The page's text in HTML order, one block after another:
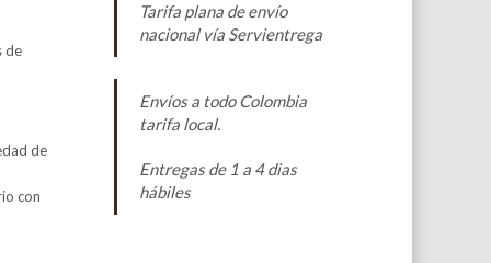
de
de
con
Tarifa plana de envío
nacional vía Servientrega
Envíos a todo Colombia
tarifa local.
Entregas de 1 a 4 dias
hábiles